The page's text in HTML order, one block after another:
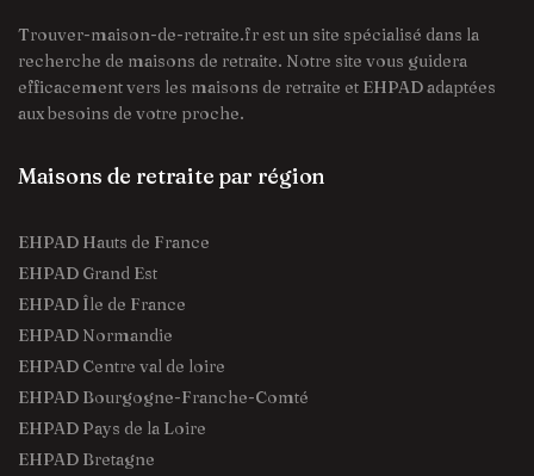
Trouver-maison-de-retraite.fr est un site spécialisé dans la
recherche de maisons de retraite. Notre site vous guidera
efficacement vers les maisons de retraite et EHPAD adaptées
aux besoins de votre proche.
Maisons de retraite par région
EHPAD Hauts de France
EHPAD Grand Est
EHPAD Île de France
EHPAD Normandie
EHPAD Centre val de loire
EHPAD Bourgogne-Franche-Comté
EHPAD Pays de la Loire
EHPAD Bretagne